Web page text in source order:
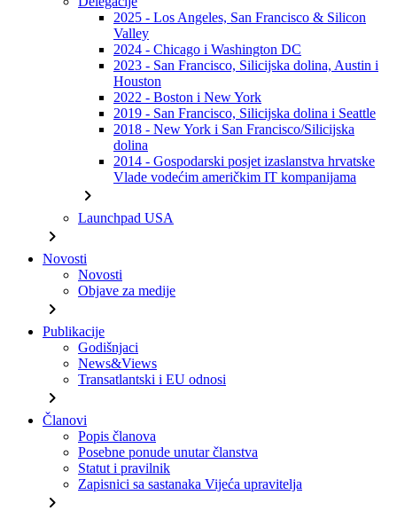
2025 - Los Angeles, San Francisco & Silicon
Valley
2024 - Chicago i Washington DC
2023 - San Francisco, Silicijska dolina, Austin i
Houston
2022 - Boston i New York
2019 - San Francisco, Silicijska dolina i Seattle
2018 - New York i San Francisco/Silicijska
dolina
2014 - Gospodarski posjet izaslanstva hrvatske
Vlade vodećim američkim IT kompanijama
chevron_right
Launchpad USA
chevron_right
Novosti
Novosti
Objave za medije
chevron_right
Publikacije
Godišnjaci
News&Views
Transatlantski i EU odnosi
chevron_right
Članovi
Popis članova
Posebne ponude unutar članstva
Statut i pravilnik
Zapisnici sa sastanaka Vijeća upravitelja
chevron_right